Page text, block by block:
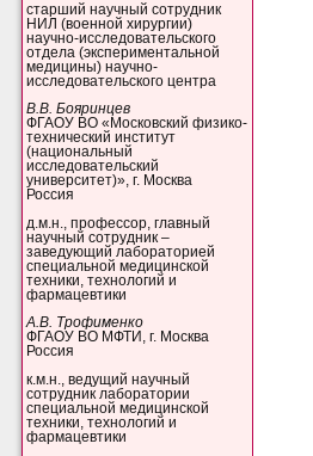
старший научный сотрудник
НИЛ (военной хирургии)
научно-исследовательского
отдела (экспериментальной
медицины) научно-
исследовательского центра
В.В. Бояринцев
ФГАОУ ВО «Московский физико-
технический институт
(национальный
исследовательский
университет)», г. Москва
Россия
д.м.н., профессор, главный
научный сотрудник –
заведующий лабораторией
специальной медицинской
техники, технологий и
фармацевтики
А.В. Трофименко
ФГАОУ ВО МФТИ, г. Москва
Россия
к.м.н., ведущий научный
сотрудник лаборатории
специальной медицинской
техники, технологий и
фармацевтики